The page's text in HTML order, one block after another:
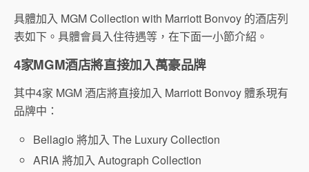
具體加入 MGM Collection with Marriott Bonvoy 的酒店列
表如下。具體會員入住待遇等，在下面一小節介紹。
4家MGM酒店將直接加入萬豪品牌
其中4家 MGM 酒店將直接加入 Marriott Bonvoy 體系現有
品牌中：
Bellagio 將加入 The Luxury Collection
ARIA 將加入 Autograph Collection